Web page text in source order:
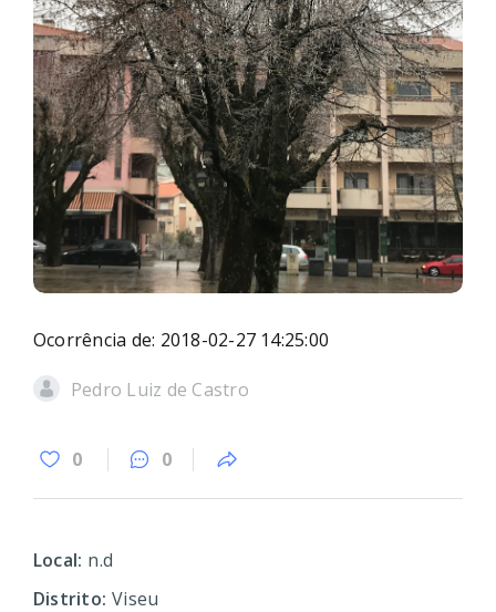
Ocorrência de: 2018-02-27 14:25:00
Pedro Luiz de Castro
0 0
Local: n.d
Distrito: Viseu